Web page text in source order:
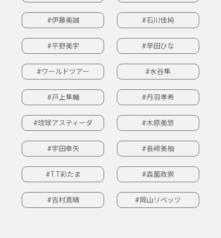
#伊藤美誠 #石川佳純
#平野美宇 #早田ひな
#ワールドツアー #水谷隼
#戸上隼輔 #丹羽孝希
#琉球アスティーダ #木原美悠
#宇田幸矢 #長﨑美柚
#T.T彩たま #森薗政崇
#吉村真晴 #岡山リベッツ